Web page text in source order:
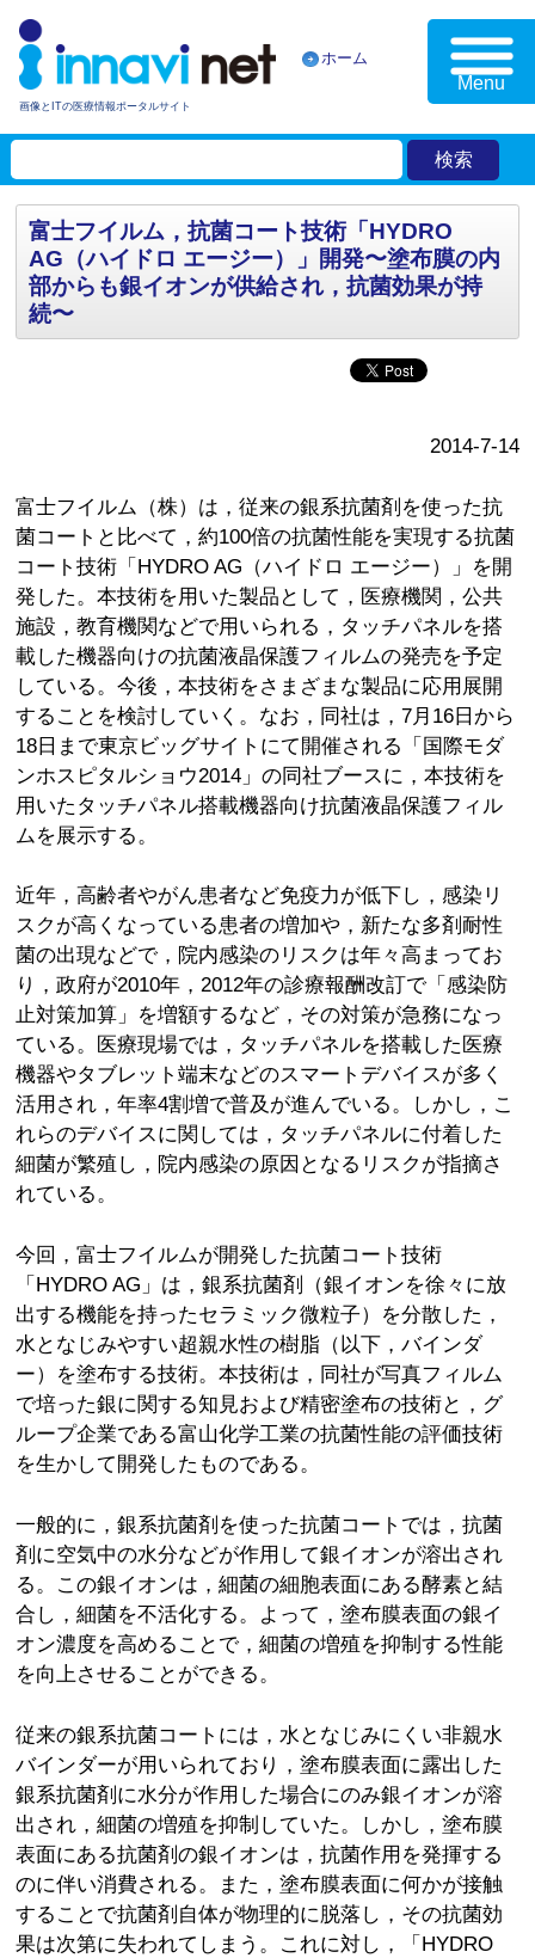
画像とITの医療情報ポータルサイト
ホーム
Menu
富士フイルム，抗菌コート技術「HYDRO
AG（ハイドロ エージー）」開発〜塗布膜の内
部からも銀イオンが供給され，抗菌効果が持
続〜
2014-7-14
富士フイルム（株）は，従来の銀系抗菌剤を使った抗
菌コートと比べて，約100倍の抗菌性能を実現する抗菌
コート技術「HYDRO AG（ハイドロ エージー）」を開
発した。本技術を用いた製品として，医療機関，公共
施設，教育機関などで用いられる，タッチパネルを搭
載した機器向けの抗菌液晶保護フィルムの発売を予定
している。今後，本技術をさまざまな製品に応用展開
することを検討していく。なお，同社は，7月16日から
18日まで東京ビッグサイトにて開催される「国際モダ
ンホスピタルショウ2014」の同社ブースに，本技術を
用いたタッチパネル搭載機器向け抗菌液晶保護フィル
ムを展示する。
近年，高齢者やがん患者など免疫力が低下し，感染リ
スクが高くなっている患者の増加や，新たな多剤耐性
菌の出現などで，院内感染のリスクは年々高まってお
り，政府が2010年，2012年の診療報酬改訂で「感染防
止対策加算」を増額するなど，その対策が急務になっ
ている。医療現場では，タッチパネルを搭載した医療
機器やタブレット端末などのスマートデバイスが多く
活用され，年率4割増で普及が進んでいる。しかし，こ
れらのデバイスに関しては，タッチパネルに付着した
細菌が繁殖し，院内感染の原因となるリスクが指摘さ
れている。
今回，富士フイルムが開発した抗菌コート技術
「HYDRO AG」は，銀系抗菌剤（銀イオンを徐々に放
出する機能を持ったセラミック微粒子）を分散した，
水となじみやすい超親水性の樹脂（以下，バインダ
ー）を塗布する技術。本技術は，同社が写真フィルム
で培った銀に関する知見および精密塗布の技術と，グ
ループ企業である富山化学工業の抗菌性能の評価技術
を生かして開発したものである。
一般的に，銀系抗菌剤を使った抗菌コートでは，抗菌
剤に空気中の水分などが作用して銀イオンが溶出され
る。この銀イオンは，細菌の細胞表面にある酵素と結
合し，細菌を不活化する。よって，塗布膜表面の銀イ
オン濃度を高めることで，細菌の増殖を抑制する性能
を向上させることができる。
従来の銀系抗菌コートには，水となじみにくい非親水
バインダーが用いられており，塗布膜表面に露出した
銀系抗菌剤に水分が作用した場合にのみ銀イオンが溶
出され，細菌の増殖を抑制していた。しかし，塗布膜
表面にある抗菌剤の銀イオンは，抗菌作用を発揮する
のに伴い消費される。また，塗布膜表面に何かが接触
することで抗菌剤自体が物理的に脱落し，その抗菌効
果は次第に失われてしまう。これに対し，「HYDRO